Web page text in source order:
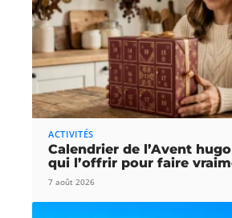
ACTIVITÉS
Calendrier de l’Avent
qui l’offrir pour faire
7 août 2026